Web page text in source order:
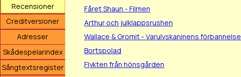
Recensioner
Creditversioner
Adresser
Skådespelarindex
Sångtextsregister
Fåret Shaun - Filmen
Arthur och julklappsrushen
Wallace & Gromit - Varulvskaninens förbannelse
Bortspolad
Flykten från hönsgården